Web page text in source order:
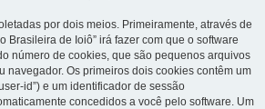
por dois meios. Primeiramente, através de
Brasileira de Ioiô” irá fazer com que o software
número de cookies, que são pequenos arquivos
navegador. Os primeiros dois cookies contêm um
id”) e um identificador de sessão
concedidos a você pelo software. Um